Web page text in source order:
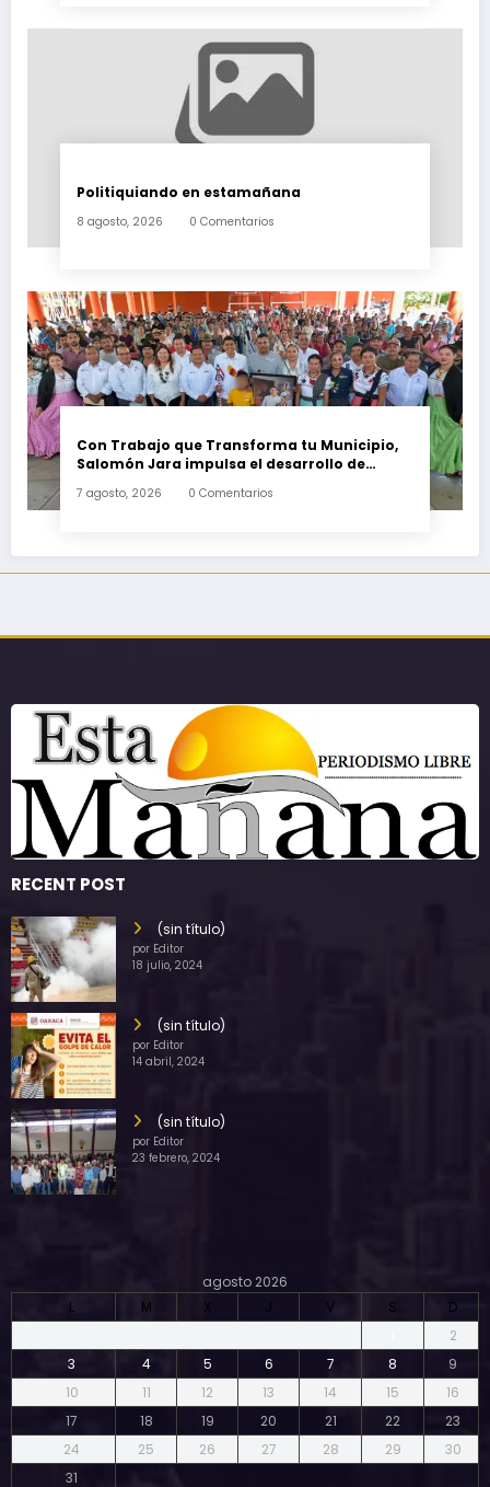
Politiquiando en estamañana
8 agosto, 2026 0 Comentarios
Con Trabajo que Transforma tu Municipio,
Salomón Jara impulsa el desarrollo de
7 agosto, 2026 0 Comentarios
RECENT POST
(sin título)
por Editor
18 julio, 2024
(sin título)
por Editor
14 abril, 2024
(sin título)
por Editor
23 febrero, 2024
agosto 2026
L
M X J V S
D
2
3
4 5 6 7 8
9
10
11 12 13 14 15
16
17
18 19 20 21 22
23
24
25 26 27 28 29
30
31